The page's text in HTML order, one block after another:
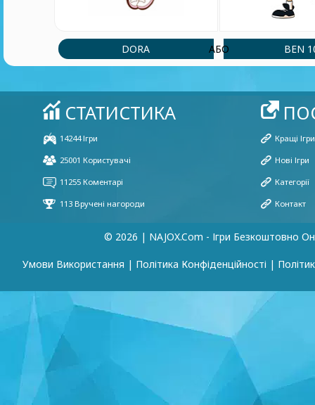
DORA АБО BEN
© 2026 | NAJOX.com - Ігри Безкоштовно
Умови Використання | Політика Конфіденційності |